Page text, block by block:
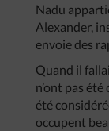
Nadu
Alexander,
envoie des
Quand il
n’ont pas
été
occupent